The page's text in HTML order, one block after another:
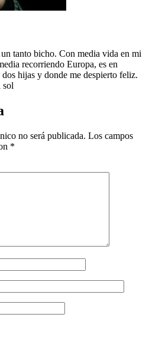
tanto bicho. Con media vida en mi
recorriendo Europa, es en
hijas y donde me despierto feliz.
sol
no será publicada. Los campos
*